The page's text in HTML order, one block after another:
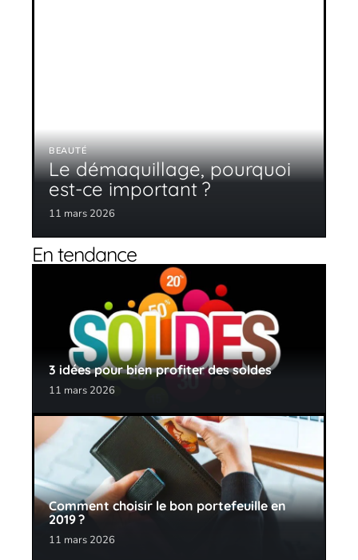
BEAUTÉ
Le démaquillage, pourquoi
est-ce important ?
11 mars 2026
En tendance
3 idées pour bien profiter des soldes
11 mars 2026
Comment choisir le bon portefeuille en
2019 ?
11 mars 2026